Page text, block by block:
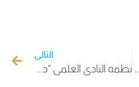
التالي